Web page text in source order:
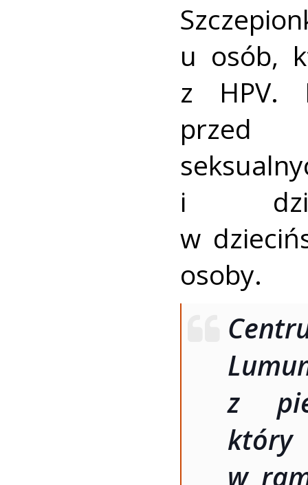
u osób,
z HPV.
przed
i
w
osoby.
z
w